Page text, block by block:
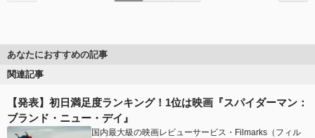
あなたにおすすめの記事
関連記事
【発表】初日満足度ランキング！1位は映画『スパイダーマン：
ブランド・ニュー・デイ』
国内最大級の映画レビューサービス・Filmarks（フィル